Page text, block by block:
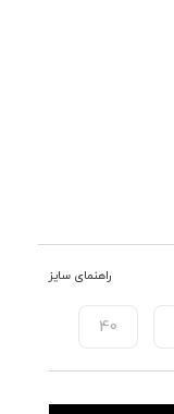
راهنمای سایز
40